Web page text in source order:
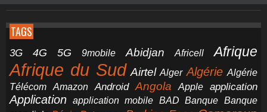
TAGS
3G 4G 5G 9mobile Abidjan Africell Afrique
Afrique du Sud Airtel Alger Algérie Algérie
Télécom
Amazon Android Angola Apple application
Application application mobile BAD Banque Banque